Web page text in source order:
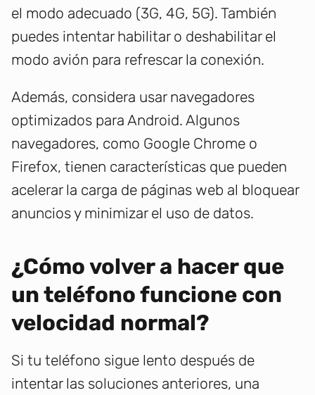
el modo adecuado (3G, 4G, 5G). También
puedes intentar habilitar o deshabilitar el
modo avión para refrescar la conexión.
Además, considera usar navegadores
optimizados para Android. Algunos
navegadores, como Google Chrome o
Firefox, tienen características que pueden
acelerar la carga de páginas web al bloquear
anuncios y minimizar el uso de datos.
¿Cómo volver a hacer que
un teléfono funcione con
velocidad normal?
Si tu teléfono sigue lento después de
intentar las soluciones anteriores, una